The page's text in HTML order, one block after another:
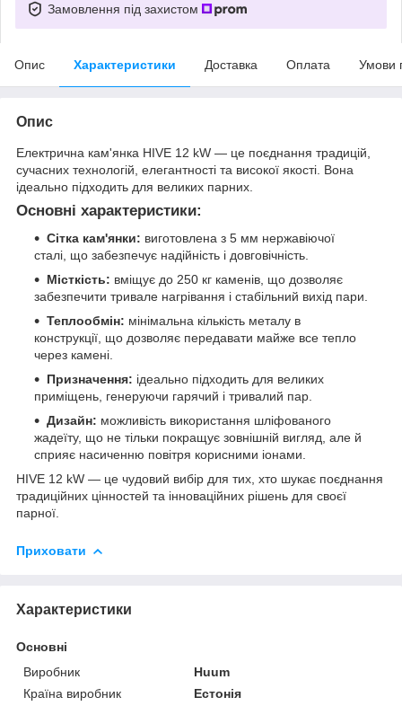
Замовлення під захистом
Опис Характеристики Доставка Оплата Умови
Опис
Електрична кам'янка HIVE 12 kW — це поєднання традицій,
сучасних технологій, елегантності та високої якості. Вона
ідеально підходить для великих парних.
Основні характеристики:
Сітка кам'янки: виготовлена з 5 мм нержавіючої
сталі, що забезпечує надійність і довговічність.
Місткість: вміщує до 250 кг каменів, що дозволяє
забезпечити тривале нагрівання і стабільний вихід пари.
Теплообмін: мінімальна кількість металу в
конструкції, що дозволяє передавати майже все тепло
через камені.
Призначення: ідеально підходить для великих
приміщень, генеруючи гарячий і тривалий пар.
Дизайн: можливість використання шліфованого
жадеїту, що не тільки покращує зовнішній вигляд, але й
сприяє насиченню повітря корисними іонами.
HIVE 12 kW — це чудовий вибір для тих, хто шукає поєднання
традиційних цінностей та інноваційних рішень для своєї
парної.
Приховати
Характеристики
Основні
Виробник
Huum
Країна виробник
Естонія